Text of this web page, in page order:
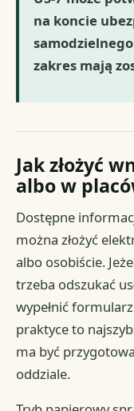
na koncie
zakres mają
Jak złożyć
albo w
Dostępne
można złożyć
albo osobiście.
trzeba odszukać
wypełnić
praktyce to
ma być
oddziale.